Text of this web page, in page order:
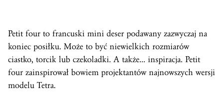
Petit four to francuski mini deser podawany zazwyczaj na
koniec posiłku. Może to być niewielkich rozmiarów
ciastko, torcik lub czekoladki. A także… inspiracja. Petit
four zainspirował bowiem projektantów najnowszych wersji
modelu Tetra.